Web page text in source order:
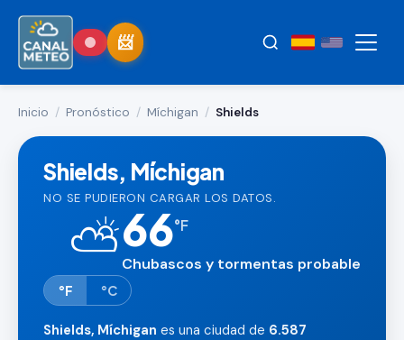
Inicio / Pronóstico / Míchigan / Shields
Shields, Míchigan
NO SE PUDIERON CARGAR LOS DATOS.
⛅66°F
Chubascos y tormentas probable
°F °C
Shields, Míchigan es una ciudad de 6.587